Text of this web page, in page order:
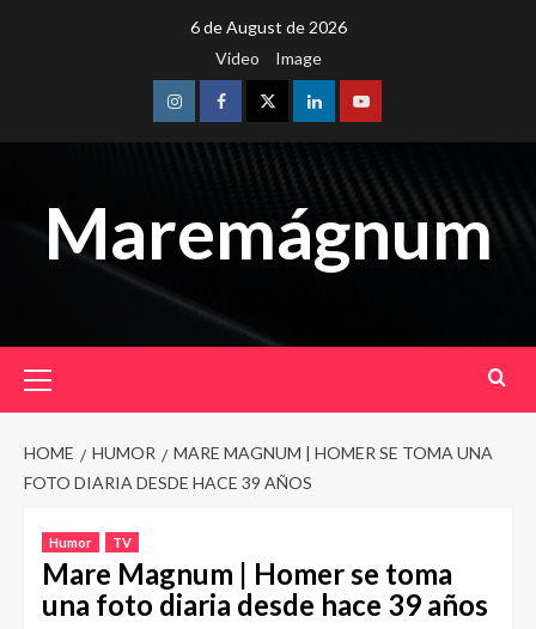
6 de August de 2026
Video
Image
InstagramFacebookTwitterLinkedinYoutube
Maremágnum
Menu
HOME HUMOR
MARE MAGNUM | HOMER SE TOMA UNA
FOTO DIARIA DESDE HACE 39 AÑOS
Humor TV
Mare Magnum | Homer se toma
una foto diaria desde hace 39 años